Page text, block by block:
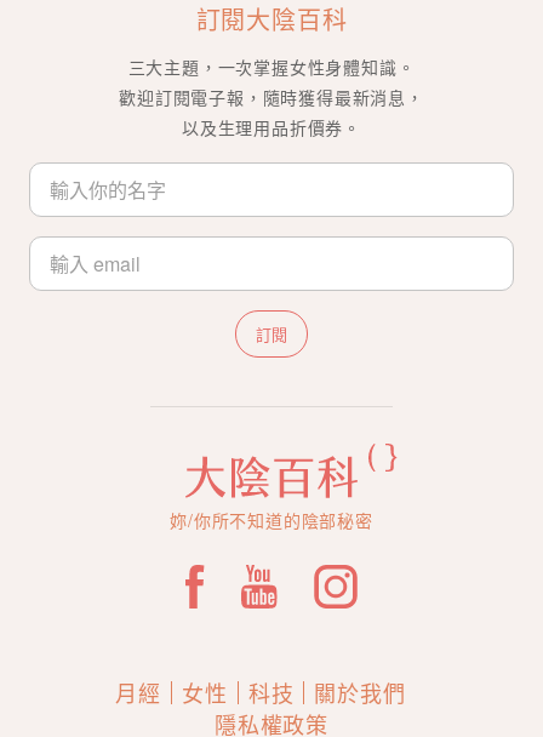
訂閱大陰百科
三大主題，一次掌握女性身體知識。
歡迎訂閱電子報，隨時獲得最新消息，
以及生理用品折價券。
訂閱
妳/你所不知道的陰部秘密
月經 女性 科技
關於我們
隱私權政策